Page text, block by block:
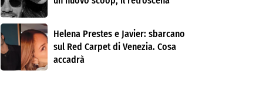
Helena Prestes e Javier: sbarcano
sul Red Carpet di Venezia. Cosa
accadrà